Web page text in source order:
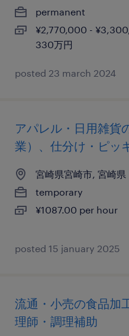
permanent
¥2,770,000 -
330万円
posted 23 march 2024
アパレル・日用雑貨
業）、仕分け・ピッ
宮崎県宮崎市, 宮崎県
temporary
¥1087.00 per hour
posted 15 january 2025
流通・小売の食品加
理師・調理補助